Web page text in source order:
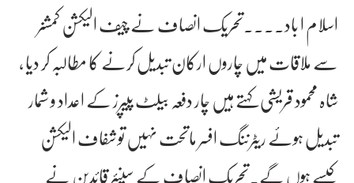
اسلام ا باد۔۔۔۔تحریک انصاف نے چیف الیکشن کمشنر
سے ملاقات میں چاروں ارکان تبدیل کرنے کا مطالبہ کر دیا ،
شاہ محمود قریشی کہتے ہیں چار دفعہ بیلٹ پیپرز کے اعداد و شمار
تبدیل ہوئے ریٹرننگ افسر ماتحت نہیں تو شفاف الیکشن